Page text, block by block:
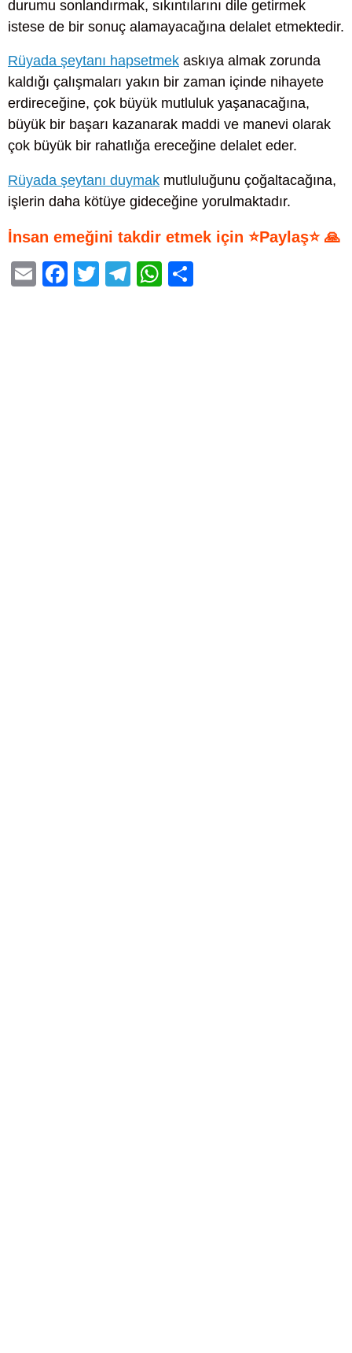
durumu sonlandırmak, sıkıntılarını dile getirmek
istese de bir sonuç alamayacağına delalet etmektedir.
Rüyada şeytanı hapsetmek askıya almak zorunda
kaldığı çalışmaları yakın bir zaman içinde nihayete
erdireceğine, çok büyük mutluluk yaşanacağına,
büyük bir başarı kazanarak maddi ve manevi olarak
çok büyük bir rahatlığa ereceğine delalet eder.
Rüyada şeytanı duymak mutluluğunu çoğaltacağına,
işlerin daha kötüye gideceğine yorulmaktadır.
İnsan emeğini takdir etmek için ⭐Paylaş⭐ 🙏
E
F
T
T
W